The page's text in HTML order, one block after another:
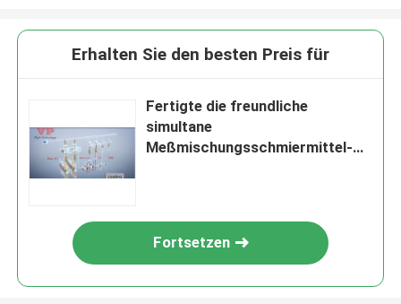
Erhalten Sie den besten Preis für
Fertigte die freundliche
simultane
Meßmischungsschmiermittel-
Fortsetzen